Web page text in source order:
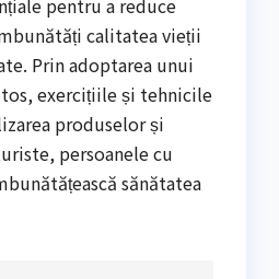
calitatea vieții
Prin adoptarea unui
exercițiile și tehnicile
produselor și
persoanele cu
sănătatea